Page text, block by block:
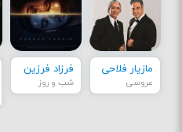
مازیار فلاحی
عروسی
فرزاد فرزین
شب و روز